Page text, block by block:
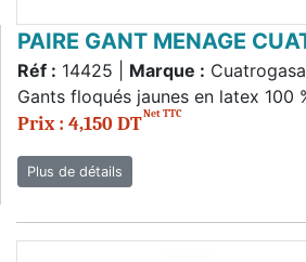
PAIRE GANT MENAGE
Réf : 14425 | Marque : Cuatrogasa
Gants floqués jaunes en latex 100
Prix : 4,150 DTNet TTC
Plus de détails